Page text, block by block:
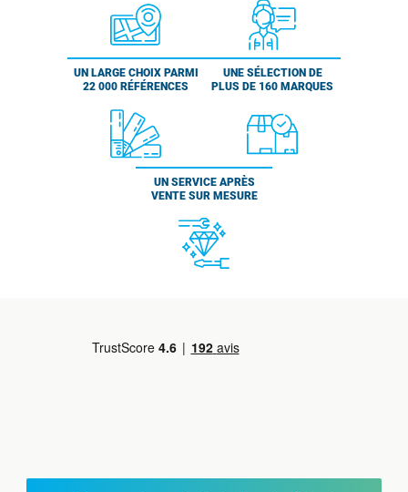
UN LARGE CHOIX PARMI
22 000 RÉFÉRENCES
UNE SÉLECTION DE
PLUS DE 160 MARQUES
UN SERVICE APRÈS
VENTE SUR MESURE